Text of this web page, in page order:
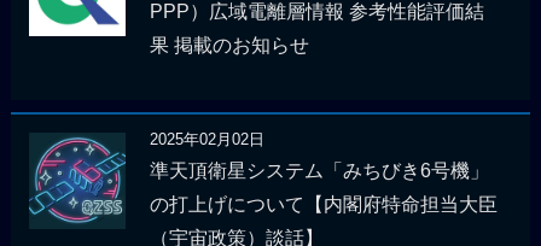
PPP）広域電離層情報 参考性能評価結
果 掲載のお知らせ
2025年02月02日
準天頂衛星システム「みちびき6号機」
の打上げについて【内閣府特命担当大臣
（宇宙政策）談話】